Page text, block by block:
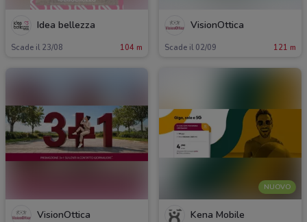
Idea bellezza
Scade il 23/08 104 m
VisionOttica
Scade il 02/09 121 m
VisionOttica
NUOVO
Kena Mobile